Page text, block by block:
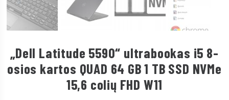
„Dell Latitude 5590“ ultrabookas i5 8-
osios kartos QUAD 64 GB 1 TB SSD NVMe
15,6 colių FHD W11